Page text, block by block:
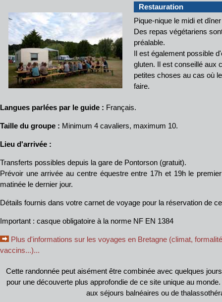
Restauration
Pique-nique le midi et
Des repas végétariens
préalable.
Il est également possible
gluten. Il est conseillé aux
petites choses au cas où
faire.
Langues parlées par le guide : Français.
Taille du groupe : Minimum 4 cavaliers, maximum 10.
Lieu d'arrivée :
Transferts possibles depuis la gare de Pontorson (gratuit).
Prévoir une arrivée au centre équestre entre 17h et 19h le
matinée le dernier jour.
Détails fournis dans votre carnet de voyage pour la réservation de
Important : casque obligatoire à la norme NF EN 1384
Plus d'informations sur les voyages en Bretagne (climat,
vaccins...)...
Cette randonnée peut aisément être combinée avec quelques
pour une découverte plus approfondie de ce site unique au
aux séjours balnéaires ou de